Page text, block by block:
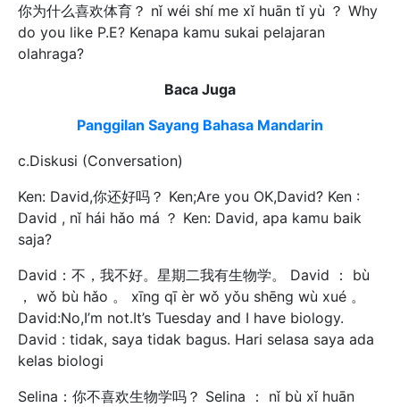
你为什么喜欢体育？ nǐ wéi shí me xǐ huān tǐ yù ？ Why
do you like P.E? Kenapa kamu sukai pelajaran
olahraga?
Baca Juga
Panggilan Sayang Bahasa Mandarin
c.Diskusi (Conversation)
Ken: David,你还好吗？ Ken;Are you OK,David? Ken :
David , nǐ hái hǎo má ？ Ken: David, apa kamu baik
saja?
David：不，我不好。星期二我有生物学。 David ： bù
， wǒ bù hǎo 。 xīng qī èr wǒ yǒu shēng wù xué 。
David:No,I’m not.It’s Tuesday and I have biology.
David : tidak, saya tidak bagus. Hari selasa saya ada
kelas biologi
Selina：你不喜欢生物学吗？ Selina ： nǐ bù xǐ huān